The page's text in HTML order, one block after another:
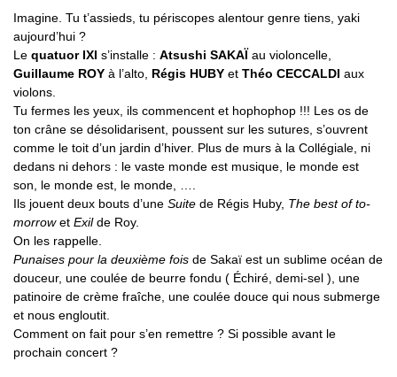
Imagine. Tu t’assieds, tu périscopes alentour genre tiens, yaki
aujourd’hui ?
Le quatuor IXI s’installe : Atsushi SAKAÏ au violoncelle,
Guillaume ROY à l’alto, Régis HUBY et Théo CECCALDI aux
violons.
Tu fermes les yeux, ils commencent et hophophop !!! Les os de
ton crâne se désolidarisent, poussent sur les sutures, s’ouvrent
comme le toit d’un jardin d’hiver. Plus de murs à la Collégiale, ni
dedans ni dehors : le vaste monde est musique, le monde est
son, le monde est, le monde, ….
Ils jouent deux bouts d’une Suite de Régis Huby, The best of to-
morrowet Exilde Roy.
On les rappelle.
Punaises pour la deuxième fois de Sakaï est un sublime océan de
douceur, une coulée de beurre fondu ( Échiré, demi-sel ), une
patinoire de crème fraîche, une coulée douce qui nous submerge
et nous engloutit.
Comment on fait pour s’en remettre ? Si possible avant le
prochain concert ?